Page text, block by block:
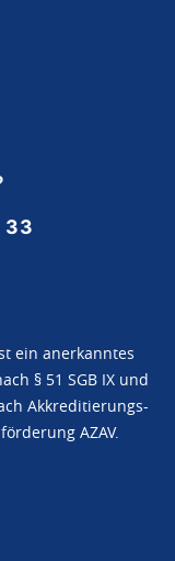
ein anerkanntes
§ 51 SGB IX und
Akkreditierungs-
AZAV.